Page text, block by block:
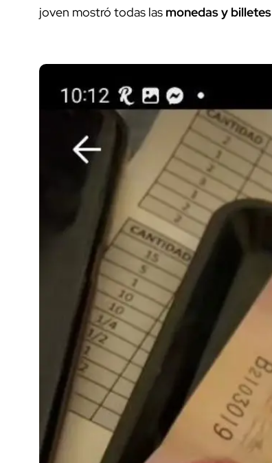
joven mostró todas las monedas y billetes